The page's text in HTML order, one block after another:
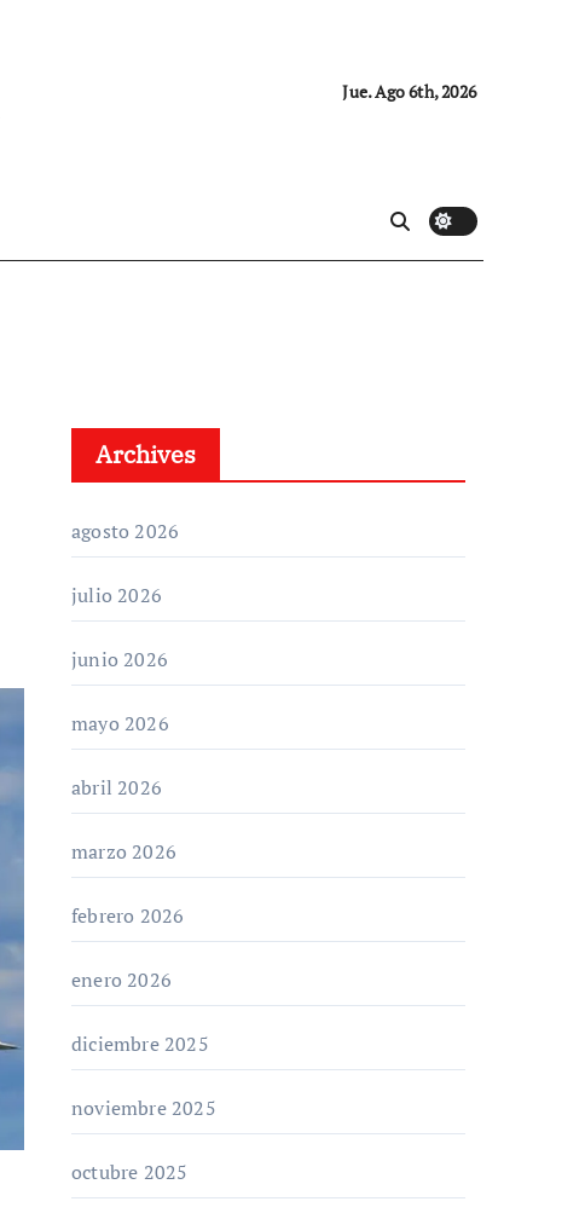
Jue. Ago 6th, 2026
Archives
agosto 2026
julio 2026
junio 2026
mayo 2026
abril 2026
marzo 2026
febrero 2026
enero 2026
diciembre 2025
noviembre 2025
octubre 2025